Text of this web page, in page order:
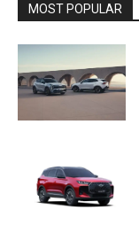
MOST POPULAR